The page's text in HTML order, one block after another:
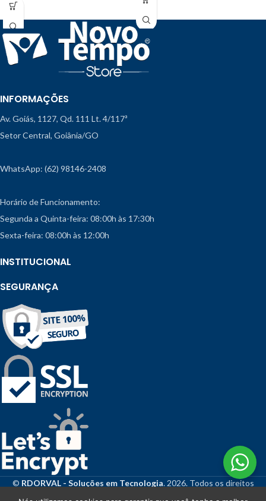
INFORMAÇÕES
Av. Goiás, 1127, Qd. 111 Lt. 4/117ª
Setor Central, Goiânia/GO
WhatsApp: (62) 98146-2408
Horário de Funcionamento:
Segunda a Quinta-feira: 08:00h às 17:30h
Sexta-feira: 08:00h às 12:00h
INSTITUCIONAL
SEGURANÇA
© RDORVAL - Soluções em Tecnologia. 2026. Todos os direitos